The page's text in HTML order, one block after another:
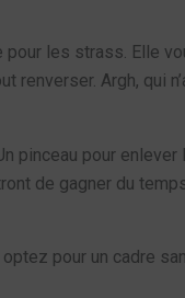
pour les strass. Elle
renverser. Argh, qui
pinceau pour
de gagner du
pour un cadre